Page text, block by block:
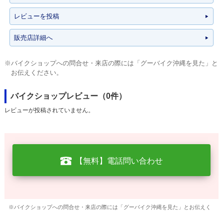
レビューを投稿
販売店詳細へ
※バイクショップへの問合せ・来店の際には「グーバイク沖縄を見た」と
お伝えください。
バイクショップレビュー（0件）
レビューが投稿されていません。
【無料】電話問い合わせ
※バイクショップへの問合せ・来店の際には「グーバイク沖縄を見た」とお伝えく